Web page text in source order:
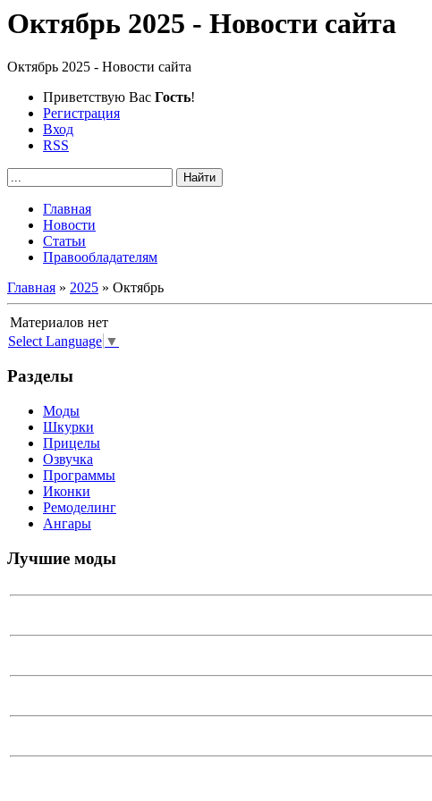
Октябрь 2025 - Новости сайта
Октябрь 2025 - Новости сайта
Приветствую Вас Гость!
Регистрация
Вход
RSS
Главная
Новости
Статьи
Правообладателям
Главная » 2025 » Октябрь
Материалов нет
Select Language ▼
Разделы
Моды
Шкурки
Прицелы
Озвучка
Программы
Иконки
Ремоделинг
Ангары
Лучшие моды